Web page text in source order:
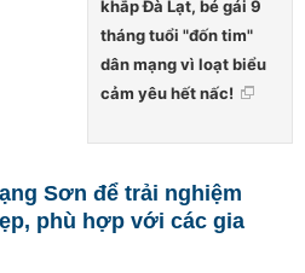
khắp Đà Lạt, bé gái 9
tháng tuổi "đốn tim"
dân mạng vì loạt biểu
cảm yêu hết nấc!
Sơn để trải nghiệm
phù hợp với các gia